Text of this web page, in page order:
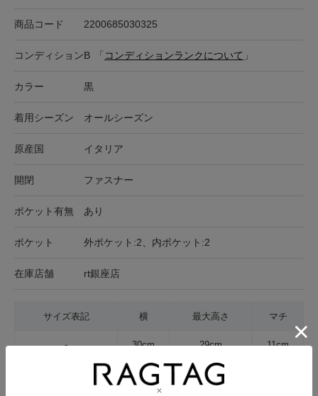
商品コード 2200685030325
コンディションB 「 コンディションランクについて 」
カラー 黒
着用シーズン オールシーズン
原産国 イタリア
開閉 ファスナー
ポケット有無 あり
ポケット 外ポケット:2、内ポケット:2
在庫店舗 rt銀座店
サイズ表記 横 最大高さ マチ
- 30cm 29cm 11cm
サイズの測り方について